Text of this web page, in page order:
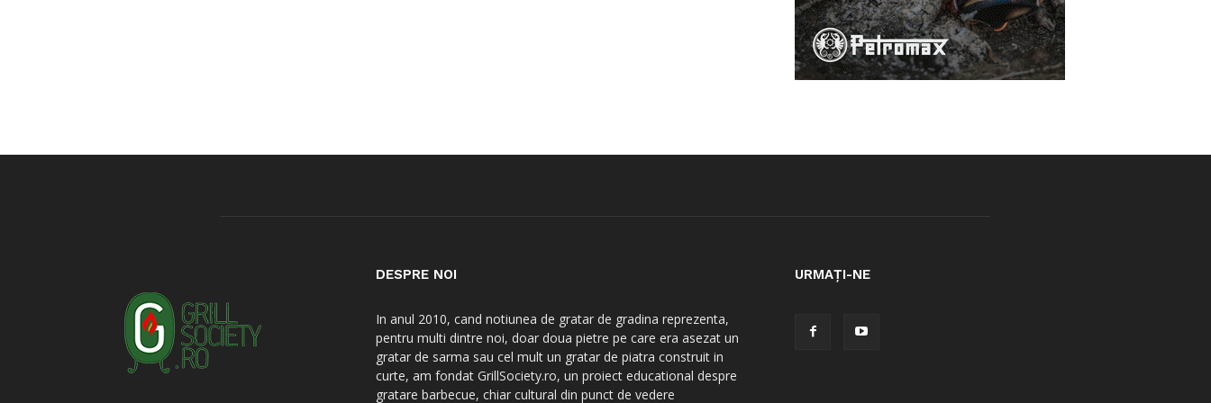
DESPRE NOI
In anul 2010, cand notiunea de gratar de gradina reprezenta,
pentru multi dintre noi, doar doua pietre pe care era asezat un
gratar de sarma sau cel mult un gratar de piatra construit in
curte, am fondat GrillSociety.ro, un proiect educational despre
gratare barbecue, chiar cultural din punct de vedere
URMAȚI-NE